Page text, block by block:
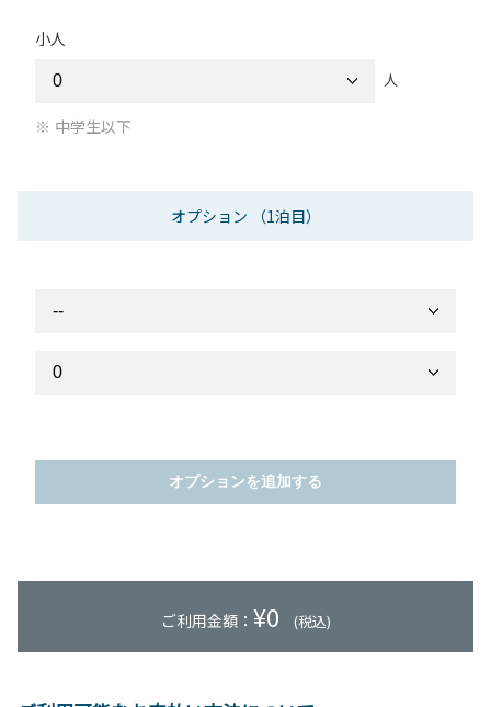
小人
人
中学生以下
オプション （1泊目）
オプションを追加する
ご利用金額： ¥0 (税込)